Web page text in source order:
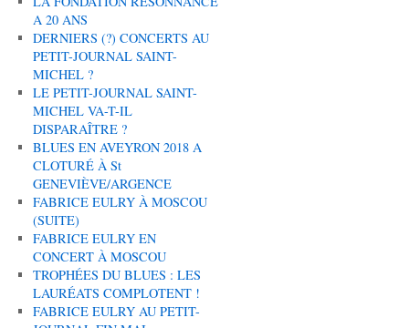
A 20 ANS
DERNIERS (?) CONCERTS AU
PETIT-JOURNAL SAINT-
MICHEL ?
LE PETIT-JOURNAL SAINT-
MICHEL VA-T-IL
DISPARAÎTRE ?
BLUES EN AVEYRON 2018 A
CLOTURÉ À St
GENEVIÈVE/ARGENCE
FABRICE EULRY À MOSCOU
(SUITE)
FABRICE EULRY EN
CONCERT À MOSCOU
TROPHÉES DU BLUES : LES
LAURÉATS COMPLOTENT !
FABRICE EULRY AU PETIT-